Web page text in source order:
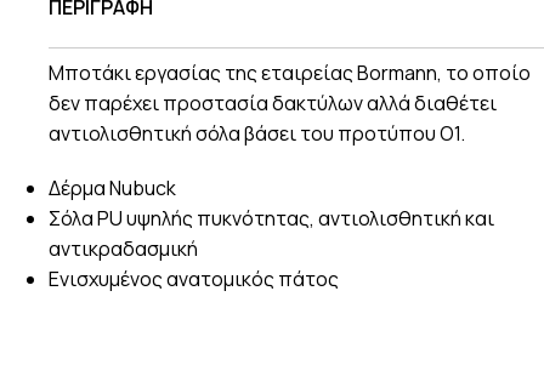
ΠΕΡΙΓΡΑΦΗ
Μποτάκι εργασίας της εταιρείας Bormann, το οποίο
δεν παρέχει προστασία δακτύλων αλλά διαθέτει
αντιολισθητική σόλα βάσει του προτύπου O1.
Δέρμα Nubuck
Σόλα PU υψηλής πυκνότητας, αντιολισθητική και
αντικραδασμική
Ενισχυμένος ανατομικός πάτος